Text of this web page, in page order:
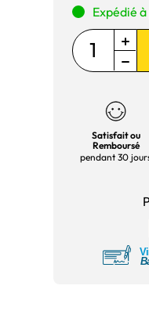
Expédié
Satisfait ou
Remboursé
pendant 30